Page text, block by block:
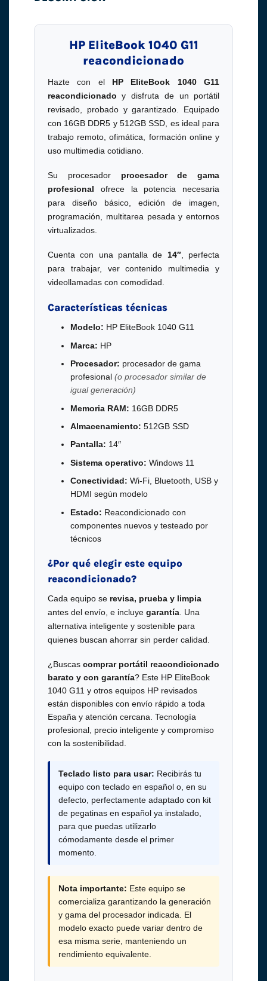
HP EliteBook 1040 G11
reacondicionado
Hazte con el HP EliteBook 1040 G11
reacondicionado y disfruta de un portátil
revisado, probado y garantizado. Equipado
con 16GB DDR5 y 512GB SSD, es ideal para
trabajo remoto, ofimática, formación online y
uso multimedia cotidiano.
Su procesador procesador de gama
profesional ofrece la potencia necesaria
para diseño básico, edición de imagen,
programación, multitarea pesada y entornos
virtualizados.
Cuenta con una pantalla de 14″, perfecta
para trabajar, ver contenido multimedia y
videollamadas con comodidad.
Características técnicas
Modelo: HP EliteBook 1040 G11
Marca: HP
Procesador: procesador de gama
profesional (o procesador similar de
igual generación)
Memoria RAM: 16GB DDR5
Almacenamiento: 512GB SSD
Pantalla: 14″
Sistema operativo: Windows 11
Conectividad: Wi-Fi, Bluetooth, USB y
HDMI según modelo
Estado: Reacondicionado con
componentes nuevos y testeado por
técnicos
¿Por qué elegir este equipo
reacondicionado?
Cada equipo se revisa, prueba y limpia
antes del envío, e incluye garantía. Una
alternativa inteligente y sostenible para
quienes buscan ahorrar sin perder calidad.
¿Buscas comprar portátil reacondicionado
barato y con garantía? Este HP EliteBook
1040 G11 y otros equipos HP revisados
están disponibles con envío rápido a toda
España y atención cercana. Tecnología
profesional, precio inteligente y compromiso
con la sostenibilidad.
Teclado listo para usar: Recibirás tu
equipo con teclado en español o, en su
defecto, perfectamente adaptado con kit
de pegatinas en español ya instalado,
para que puedas utilizarlo
cómodamente desde el primer
momento.
Nota importante: Este equipo se
comercializa garantizando la generación
y gama del procesador indicada. El
modelo exacto puede variar dentro de
esa misma serie, manteniendo un
rendimiento equivalente.